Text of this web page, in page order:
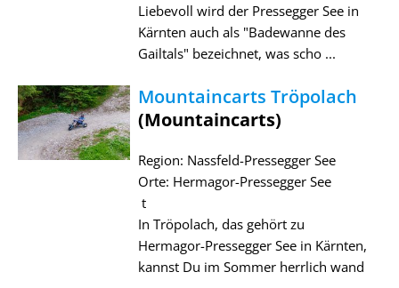
Liebevoll wird der Pressegger See in
Kärnten auch als "Badewanne des
Gailtals" bezeichnet, was scho ...
Mountaincarts Tröpolach
(Mountaincarts)
Region: Nassfeld-Pressegger See
Orte: Hermagor-Pressegger See
t
In Tröpolach, das gehört zu
Hermagor-Pressegger See in Kärnten,
kannst Du im Sommer herrlich wand